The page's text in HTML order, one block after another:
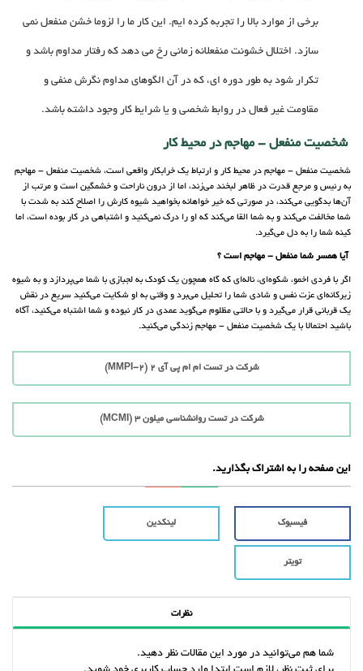
برخی از موارد بالا را تجربه کرده ایم. این کار ما را لزوما خشن منفعل نمی
سازد. اختلال خشونت منفعلانه زمانی رخ می دهد که رفتار مداوم باشد و
تکرار شود به طور دوره ای، که در آن الگوهای مداوم نگرش منفی و
مقاومت غیر فعال در روابط شخصی و یا شرایط کار وجود داشته باشد.
شخصیت منفعل - مهاجم در محیط کار
شخصیت منفعل - مهاجم در محیط کار و ارتباط یک خرابکار واقعی است، شخصیت منفعل - مهاجم
به رئیس و مرجع قدرت در ظاهر لبخند می‌زند، اما از درون ناراحت و خشمگین است و مرتب از
آن‌ها بدگویی می‌کند، در صورتی که خیر خواهانه بخواهید شیوه کارش را اصلاح کند به شدت با
شما مخالفت می‌کند و به شما القا می‌کند که او را درک نمی‌کنید و اشتباهی در کار بوده است، اما
کینه شما را به دل می‌گیرد.
آیا همسر شما منفعل - مهاجم است ؟
اگر با فردی اخمو، شکوه‌ای، ناله‌ای که گاه همچون یک کودک به لجبازی با شما می‌پردازد و به شیوه
زیرکانه‌ای عزت نفس و شادی شما را تحلیل می‌برد و وقتی به او شکایت می‌کنید سریع در نقش
یک قربانی قرار می‌گیرد و با حالتی مظلوم می‌گوید عمدی در کار نبوده و شما اشتباه می‌کنید، آگاه
باشید احتمالا با‌ یک شخصیت منفعل - مهاجم زندگی می‌کنید.
شرکت در تست ام ام پی آی 2 (MMPI-2)
شرکت در تست روانشناسی میلون 3 (MCMI)
این صفحه را به اشتراک بگذارید.
فیسبوک لینکدین
تویتر
نظرات
شما هم می‌توانید در مورد این مقالات نظر دهید.